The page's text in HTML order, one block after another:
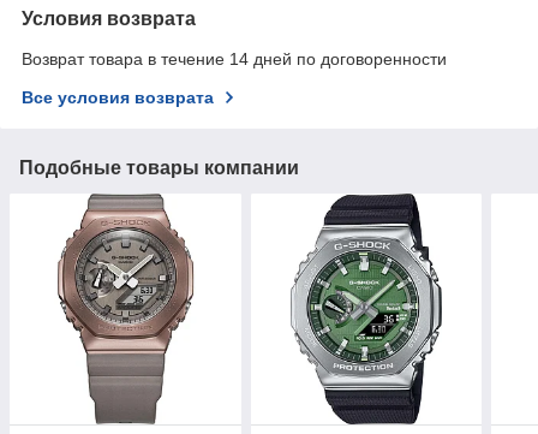
Условия возврата
Возврат товара в течение 14 дней по договоренности
Все условия возврата
Подобные товары компании